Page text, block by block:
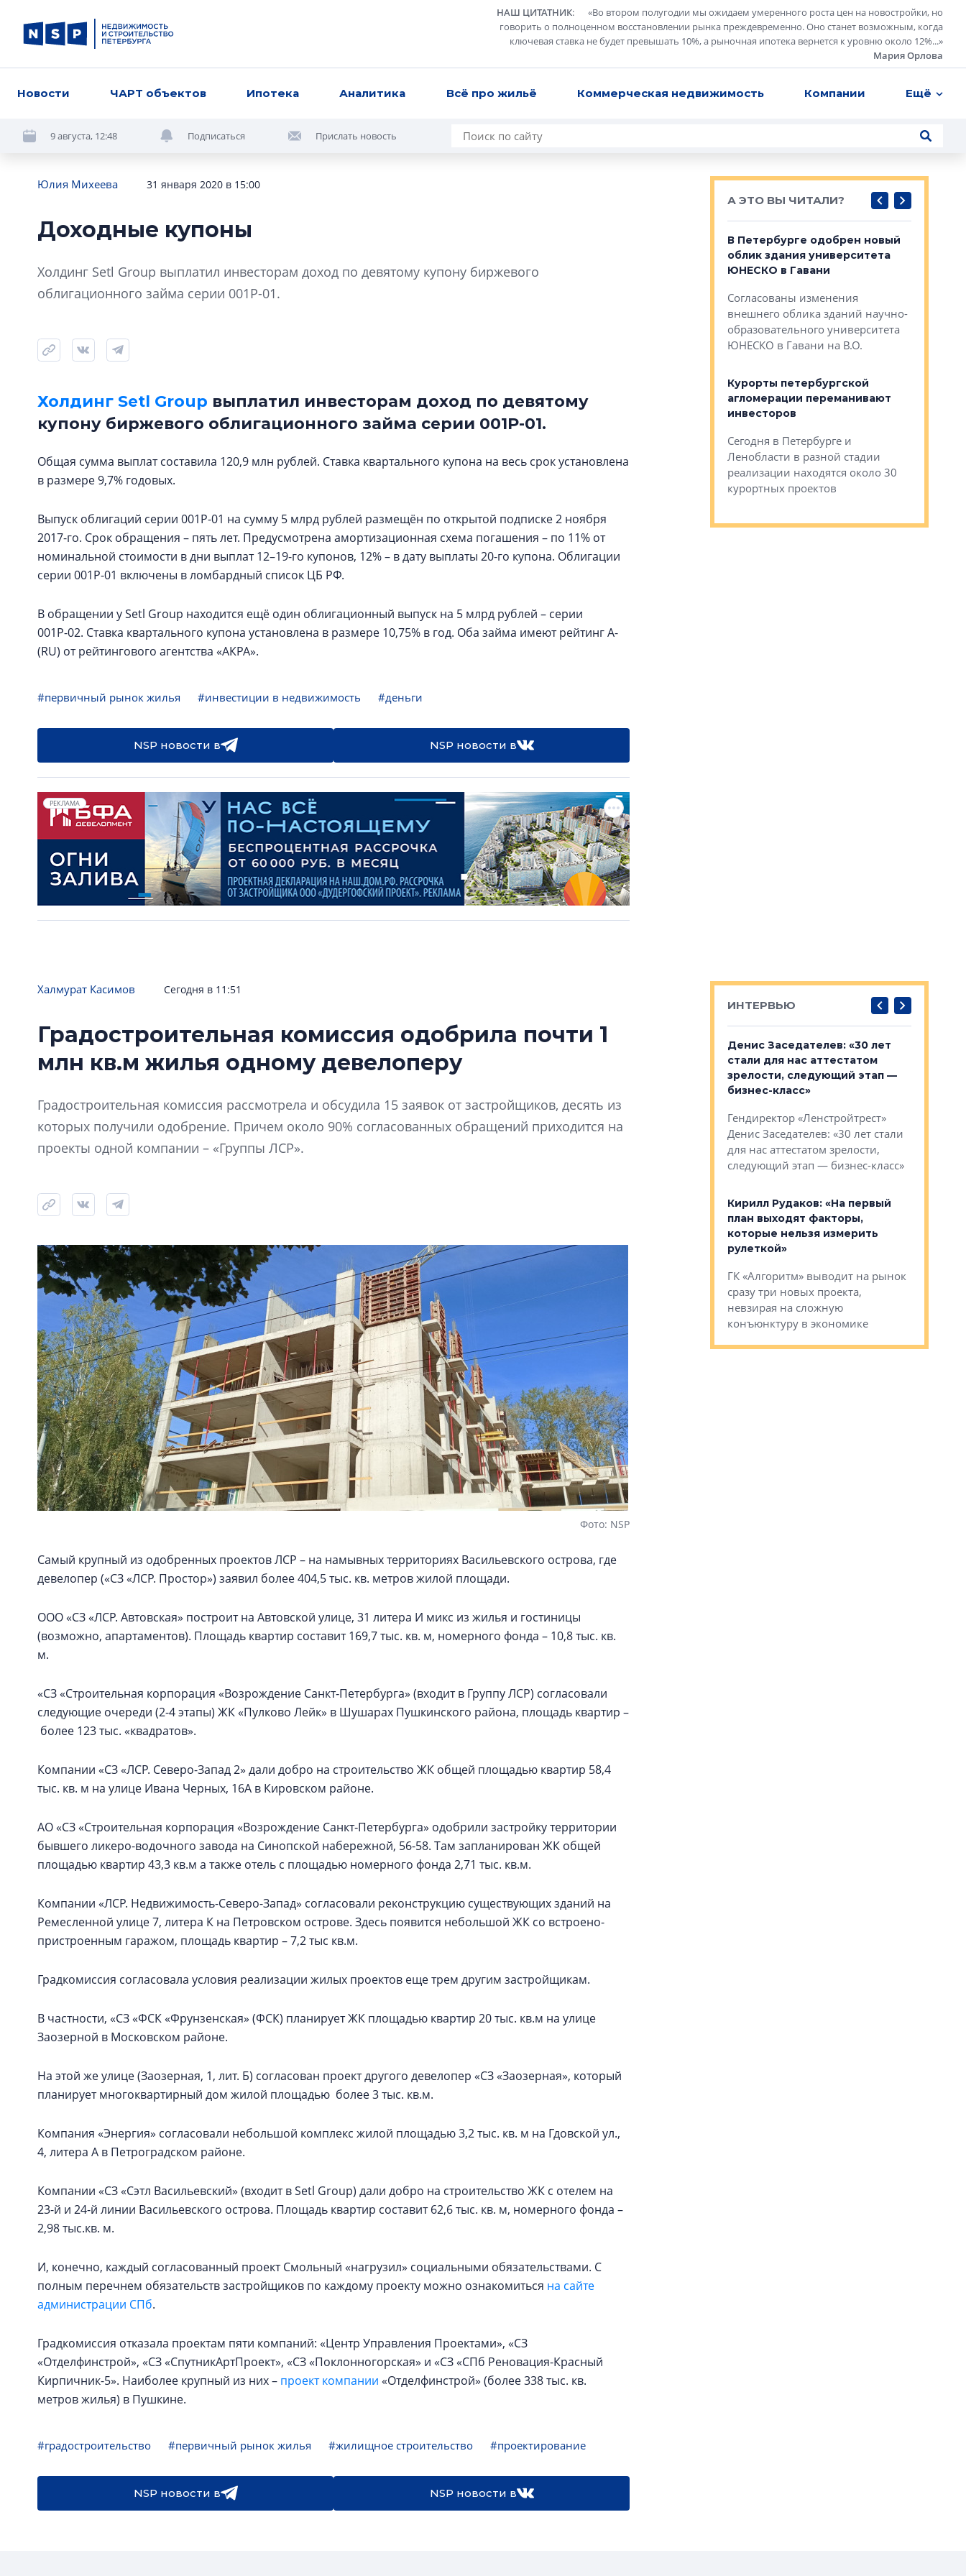
НАШ ЦИТАТНИК: «Во втором полугодии мы ожидаем умеренного роста цен на новостройки, но
говорить о полноценном восстановлении рынка преждевременно. Оно станет возможным, когда
ключевая ставка не будет превышать 10%, а рыночная ипотека вернется к уровню около 12%...»
Мария Орлова
Новости ЧАРТ объектов Ипотека Аналитика Всё про жильё Коммерческая недвижимость Компании Ещё
9 августа, 12:48 Подписаться Прислать новость
Юлия Михеева 31 января 2020 в 15:00
Доходные купоны
Холдинг Setl Group выплатил инвесторам доход по девятому купону биржевого
облигационного займа серии 001Р-01.
Холдинг Setl Group выплатил инвесторам доход по девятому
купону биржевого облигационного займа серии 001Р-01.
Общая сумма выплат составила 120,9 млн рублей. Ставка квартального купона на весь срок установлена
в размере 9,7% годовых.
Выпуск облигаций серии 001P-01 на сумму 5 млрд рублей размещён по открытой подписке 2 ноября
2017-го. Срок обращения – пять лет. Предусмотрена амортизационная схема погашения – по 11% от
номинальной стоимости в дни выплат 12–19-го купонов, 12% – в дату выплаты 20-го купона. Облигации
серии 001P-01 включены в ломбардный список ЦБ РФ.
В обращении у Setl Group находится ещё один облигационный выпуск на 5 млрд рублей – серии
001Р-02. Ставка квартального купона установлена в размере 10,75% в год. Оба займа имеют рейтинг A-
(RU) от рейтингового агентства «АКРА».
#первичный рынок жилья #инвестиции в недвижимость #деньги
NSP новости в NSP новости в
РЕКЛАМА
А ЭТО ВЫ ЧИТАЛИ?
2020-2026 годов постройки на 9%
дешевле строящихся
В Петербурге одобрен новый
облик здания университета
ЮНЕСКО в Гавани
Согласованы изменения
внешнего облика зданий научно-
образовательного университета
ЮНЕСКО в Гавани на В.О.
Курорты петербургской
агломерации переманивают
инвесторов
Сегодня в Петербурге и
Ленобласти в разной стадии
реализации находятся около 30
курортных проектов
Халмурат Касимов Сегодня в 11:51
Градостроительная комиссия одобрила почти 1
млн кв.м жилья одному девелоперу
Градостроительная комиссия рассмотрела и обсудила 15 заявок от застройщиков, десять из
которых получили одобрение. Причем около 90% согласованных обращений приходится на
проекты одной компании – «Группы ЛСР».
Фото: NSP
Самый крупный из одобренных проектов ЛСР – на намывных территориях Васильевского острова, где
девелопер («СЗ «ЛСР. Простор») заявил более 404,5 тыс. кв. метров жилой площади.
ООО «СЗ «ЛСР. Автовская» построит на Автовской улице, 31 литера И микс из жилья и гостиницы
(возможно, апартаментов). Площадь квартир составит 169,7 тыс. кв. м, номерного фонда – 10,8 тыс. кв.
м.
«СЗ «Строительная корпорация «Возрождение Санкт‑Петербурга» (входит в Группу ЛСР) согласовали
следующие очереди (2-4 этапы) ЖК «Пулково Лейк» в Шушарах Пушкинского района, площадь квартир –
более 123 тыс. «квадратов».
Компании «СЗ «ЛСР. Северо-Запад 2» дали добро на строительство ЖК общей площадью квартир 58,4
тыс. кв. м на улице Ивана Черных, 16А в Кировском районе.
АО «СЗ «Строительная корпорация «Возрождение Санкт‑Петербурга» одобрили застройку территории
бывшего ликеро-водочного завода на Синопской набережной, 56-58. Там запланирован ЖК общей
площадью квартир 43,3 кв.м а также отель с площадью номерного фонда 2,71 тыс. кв.м.
Компании «ЛСР. Недвижимость-Северо-Запад» согласовали реконструкцию существующих зданий на
Ремесленной улице 7, литера К на Петровском острове. Здесь появится небольшой ЖК со встроено-
пристроенным гаражом, площадь квартир – 7,2 тыс кв.м.
Градкомиссия согласовала условия реализации жилых проектов еще трем другим застройщикам.
В частности, «СЗ «ФСК «Фрунзенская» (ФСК) планирует ЖК площадью квартир 20 тыс. кв.м на улице
Заозерной в Московском районе.
На этой же улице (Заозерная, 1, лит. Б) согласован проект другого девелопер «СЗ «Заозерная», который
планирует многоквартирный дом жилой площадью более 3 тыс. кв.м.
Компания «Энергия» согласовали небольшой комплекс жилой площадью 3,2 тыс. кв. м на Гдовской ул.,
4, литера А в Петроградском районе.
Компании «СЗ «Сэтл Васильевский» (входит в Setl Group) дали добро на строительство ЖК с отелем на
23-й и 24-й линии Васильевского острова. Площадь квартир составит 62,6 тыс. кв. м, номерного фонда –
2,98 тыс.кв. м.
И, конечно, каждый согласованный проект Смольный «нагрузил» социальными обязательствами. С
полным перечнем обязательств застройщиков по каждому проекту можно ознакомиться на сайте
администрации СПб.
Градкомиссия отказала проектам пяти компаний: «Центр Управления Проектами», «СЗ
«Отделфинстрой», «СЗ «СпутникАртПроект», «СЗ «Поклонногорская» и «СЗ «СПб Реновация-Красный
Кирпичник-5». Наиболее крупный из них – проект компании «Отделфинстрой» (более 338 тыс. кв.
метров жилья) в Пушкине.
#градостроительство #первичный рынок жилья #жилищное строительство #проектирование
NSP новости в NSP новости в
ИНТЕРВЬЮ
Татьяна Бровкина: «На
Петербурга, будущем спальных
жилого проекта: эстетика,
функциональность или
Денис Заседателев: «30 лет
стали для нас аттестатом
зрелости, следующий этап —
бизнес-класс»
Гендиректор «Ленстройтрест»
Денис Заседателев: «30 лет стали
для нас аттестатом зрелости,
следующий этап — бизнес-класс»
Кирилл Рудаков: «На первый
план выходят факторы,
которые нельзя измерить
рулеткой»
ГК «Алгоритм» выводит на рынок
сразу три новых проекта,
невзирая на сложную
конъюнктуру в экономике